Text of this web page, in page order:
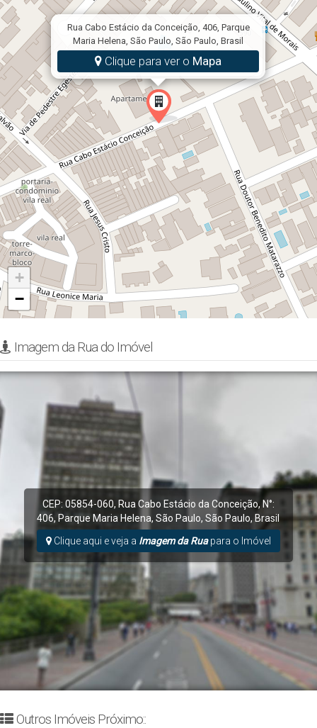
Faixa 4: Até R$ 13.000,00 (Venda: R$ 600.000)
Taxas de juros nominal ao ano de 10,0%.
Rua Cabo Estácio da Conceição, 406, Parque
Maria Helena, São Paulo, São Paulo, Brasil
Clique para ver o Mapa
+
−
Imagem da Rua do Imóvel
CEP: 05854-060, Rua Cabo Estácio da Conceição, N°:
406, Parque Maria Helena,São Paulo,São Paulo, Brasil
Clique aqui e veja a Imagem da Ruapara o Imóvel
Outros Imóveis Próximo::